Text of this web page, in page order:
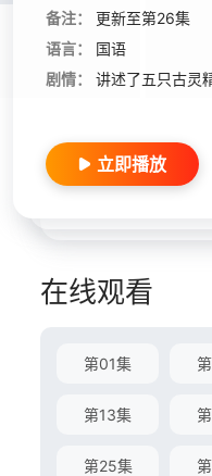
备注：
更新至第26集
语言：
国语
剧情：
讲述了五只古灵
立即播放
在线观看
第01集
第13集
第25集